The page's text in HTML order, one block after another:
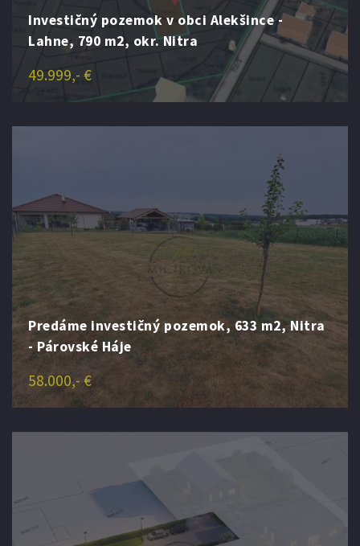
Investičný pozemok v obci Alekšince -
Lahne, 790 m2, okr. Nitra
49.999,- €
Predáme investičný pozemok, 633 m2, Nitra
- Párovské Háje
58.000,- €